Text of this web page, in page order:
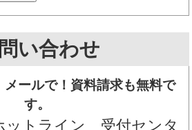
い合わせ
ールで！資料請求も無料で
す。
ットライン 受付センタ